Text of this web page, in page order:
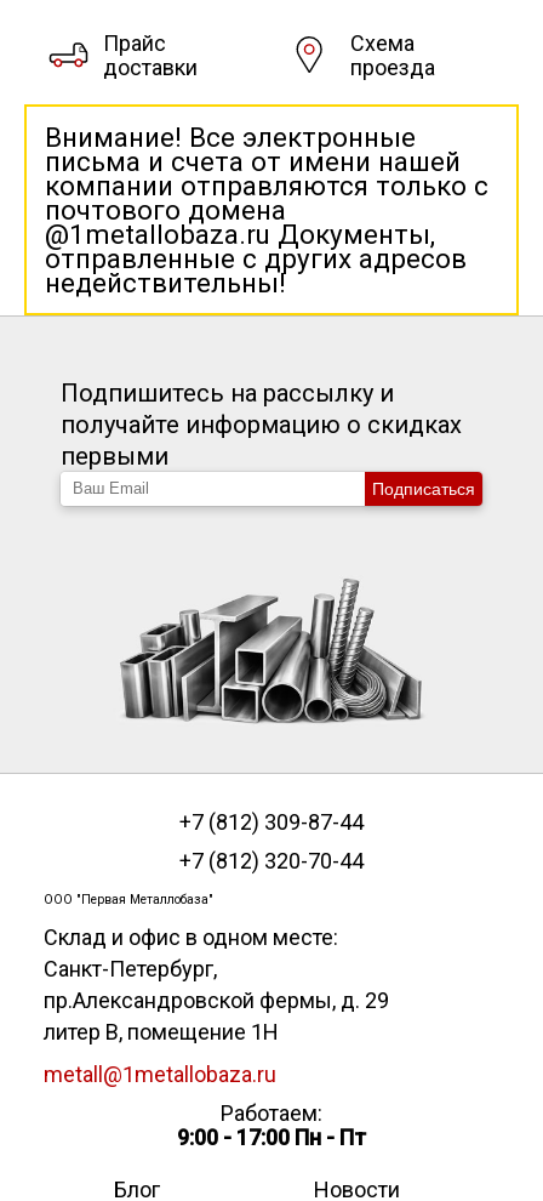
Прайс
доставки
Схема
проезда
Внимание! Все электронные
письма и счета от имени нашей
компании отправляются только с
почтового домена
@1metallobaza.ru Документы,
отправленные с других адресов
недействительны!
Подпишитесь на рассылку и
получайте информацию о скидках
первыми
Подписаться
+7 (812) 309-87-44
+7 (812) 320-70-44
ООО "Первая Металлобаза"
Склад и офис в одном месте:
Санкт-Петербург,
пр.Александровской фермы, д. 29
литер В, помещение 1Н
metall@1metallobaza.ru
Работаем:
9:00 - 17:00 Пн - Пт
Блог Новости